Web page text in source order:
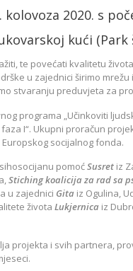
kolovoza 2020. s
kući (Park
te povećati kvalitetu
u zajednici širimo
stvaranju preduvjeta za
programa „Učinkoviti
I“. Ukupni proračun
socijalnog fonda.
pomoćSusret iz
Stiching koalicija za rad sa
u zajednici Gita iz Ogulina,
života Lukjernica iz
projekta i svih partnera,